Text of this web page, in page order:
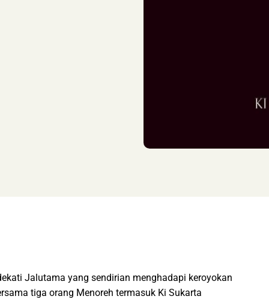
Jalutama yang sendirian menghadapi keroyokan
tiga orang Menoreh termasuk Ki Sukarta